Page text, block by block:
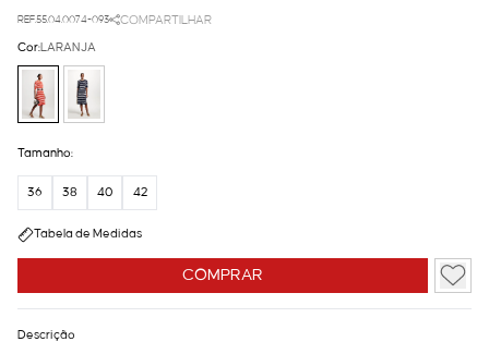
REF.55.04.0074-093 COMPARTILHAR
COMPRAR
Cor:LARANJA
Tamanho:
36 38 40 42
Tabela de Medidas
Descrição